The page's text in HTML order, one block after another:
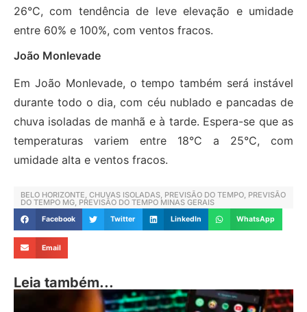
26°C, com tendência de leve elevação e umidade
entre 60% e 100%, com ventos fracos.
João Monlevade
Em João Monlevade, o tempo também será instável
durante todo o dia, com céu nublado e pancadas de
chuva isoladas de manhã e à tarde. Espera-se que as
temperaturas variem entre 18°C a 25°C, com
umidade alta e ventos fracos.
BELO HORIZONTE, CHUVAS ISOLADAS, PREVISÃO DO TEMPO, PREVISÃO
DO TEMPO MG, PREVISÃO DO TEMPO MINAS GERAIS
Facebook Twitter LinkedIn WhatsApp
Email
Leia também...